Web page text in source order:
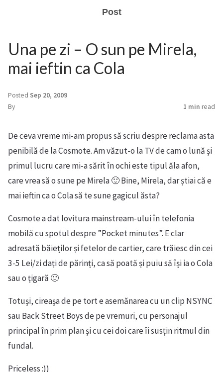
Post
Una pe zi – O sun pe Mirela,
mai ieftin ca Cola
Posted Sep 20, 2009
By
1 min read
De ceva vreme mi-am propus să scriu despre reclama asta
penibilă de la Cosmote. Am văzut-o la TV de cam o lună și
primul lucru care mi-a sărit în ochi este tipul ăla afon,
care vrea să o sune pe Mirela 🙂 Bine, Mirela, dar știai că e
mai ieftin ca o Cola să te sune gagicul ăsta?
Cosmote a dat lovitura mainstream-ului în telefonia
mobilă cu spotul despre ”Pocket minutes”. E clar
adresată băieților și fetelor de cartier, care trăiesc din cei
3-5 Lei/zi dați de părinți, ca să poată și puiu să își ia o Cola
sau o țigară 🙂
Totuși, cireașa de pe tort e asemănarea cu un clip NSYNC
sau Back Street Boys de pe vremuri, cu personajul
principal în prim plan și cu cei doi care îi susțin ritmul din
fundal.
Priceless :))